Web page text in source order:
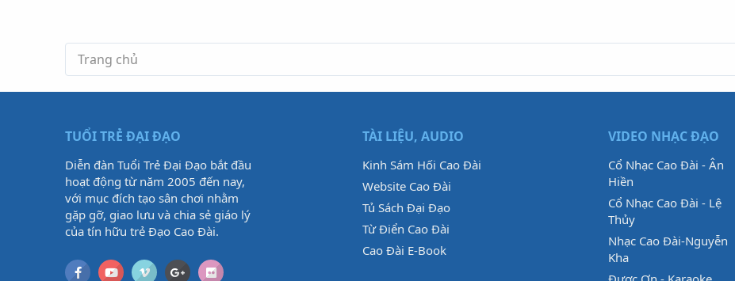
Trang chủ
TUỔI TRẺ ĐẠI ĐẠO
Diễn đàn Tuổi Trẻ Đại Đạo bắt đầu
hoạt động từ năm 2005 đến nay,
với mục đích tạo sân chơi nhằm
gặp gỡ, giao lưu và chia sẻ giáo lý
của tín hữu trẻ Đạo Cao Đài.
TÀI LIỆU, AUDIO
Kinh Sám Hối Cao Đài
Website Cao Đài
Tủ Sách Đại Đạo
Từ Điển Cao Đài
Cao Đài E-Book
VIDEO NHẠC ĐẠO
Cổ Nhạc Cao Đài - Ân
Hiền
Cổ Nhạc Cao Đài - Lệ
Thủy
Nhạc Cao Đài-Nguyễn
Kha